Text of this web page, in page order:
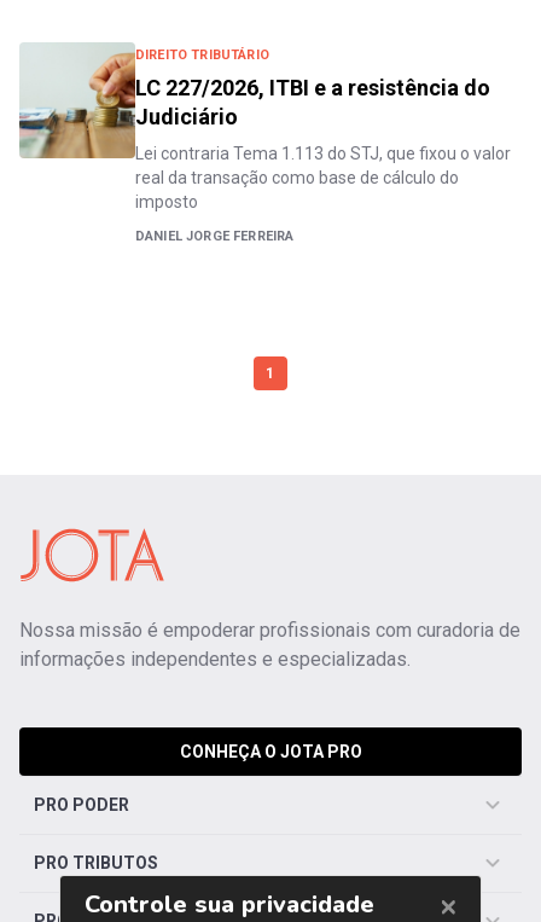
DIREITO TRIBUTÁRIO
LC 227/2026, ITBI e a resistência do
Judiciário
Lei contraria Tema 1.113 do STJ, que fixou o valor
real da transação como base de cálculo do
imposto
DANIEL JORGE FERREIRA
1
Nossa missão é empoderar profissionais com curadoria de
informações independentes e especializadas.
CONHEÇA O JOTA PRO
PRO PODER
PRO TRIBUTOS